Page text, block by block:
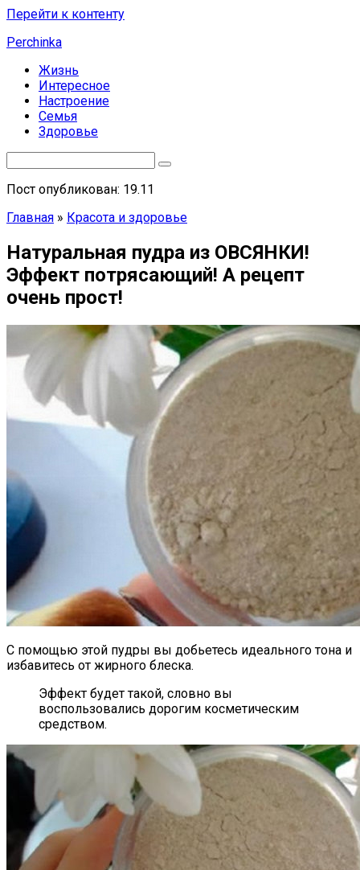
Перейти к контенту
Perchinka
Жизнь
Интересное
Настроение
Семья
Здоровье
Пост опубликован: 19.11
Главная » Красота и здоровье
Натуральная пудра из ОВСЯНКИ!
Эффект потрясающий! А рецепт
очень прост!
С помощью этой пудры вы добьетесь идеального тона и
избавитесь от жирного блеска.
Эффект будет такой, словно вы
воспользовались дорогим косметическим
средством.